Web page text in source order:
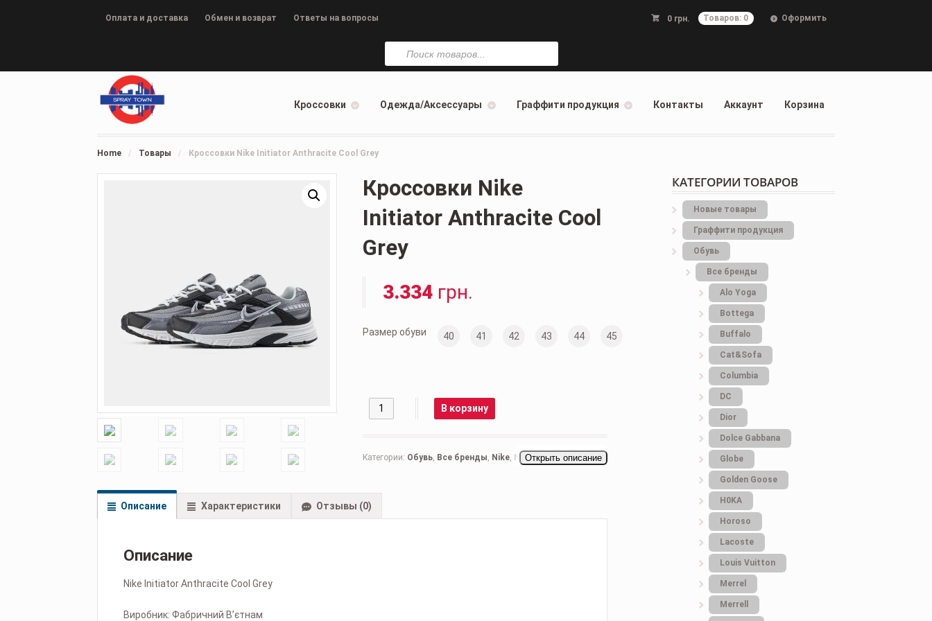
Оплата и доставка Обмен и возврат Ответы на вопросы 0 грн. Товаров: 0 Оформить
Поиск
товаров
Кроссовки Одежда/Аксессуары Граффити продукция Контакты Аккаунт Корзина
Home / Товары / Кроссовки Nike Initiator Anthracite Cool Grey
Кроссовки Nike
Initiator Anthracite Cool
Grey
3.334 грн.
Размер обуви 40 41 42 43 44 45
Количество В корзину
Категории: Обувь, Все бренды Nike, Nike Air Force,
Открыть описание
Описание Характеристики Отзывы (0)
Описание
Nike Initiator Anthracite Cool Grey
Виробник: Фабричний Вʼєтнам
КАТЕГОРИИ ТОВАРОВ
Новые товары
Граффити продукция
Обувь
Все бренды
Alo Yoga
Bottеga
Buffalo
Cat&Sofa
Columbia
DC
Dior
Dolce Gabbana
Globe
Golden Goose
H0KA
Horoso
Lacoste
Louis Vuitton
Merrel
Merrell